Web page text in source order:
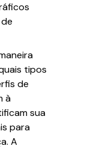
tipos
de
à
sua
para
A